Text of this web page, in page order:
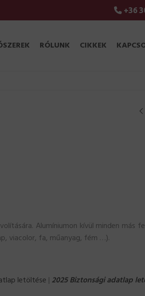
+36
RÓLUNK CIKKEK
Alumíniumon kívül minden más
viacolor, fa, műanyag, fém …).
letöltése | 2025 Biztonsági adatlap